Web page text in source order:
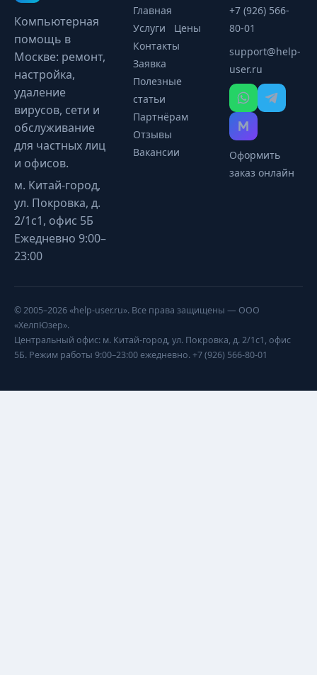
Компьютерная
помощь в
Москве: ремонт,
настройка,
удаление
вирусов, сети и
обслуживание
для частных лиц
и офисов.
м. Китай-город,
ул. Покровка, д.
2/1с1, офис 5Б
Ежедневно 9:00–
23:00
Главная
Услуги
Цены
Контакты
Заявка
Полезные
статьи
Партнёрам
Отзывы
Вакансии
+7 (926) 566-
80-01
support@help-
user.ru
Оформить
заказ онлайн
© 2005–2026 «help-user.ru». Все права защищены — ООО
«ХелпЮзер».
Центральный офис: м. Китай-город, ул. Покровка, д. 2/1с1, офис
5Б. Режим работы 9:00–23:00 ежедневно. +7 (926) 566-80-01